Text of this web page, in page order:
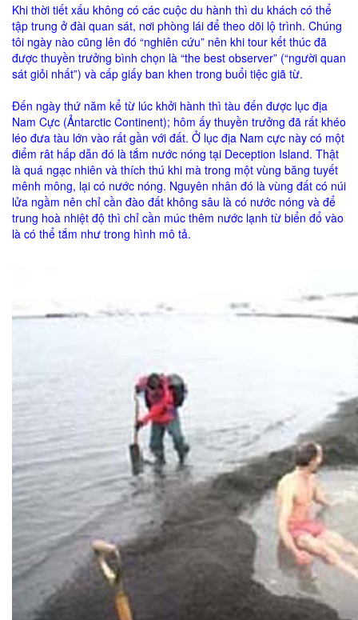
Khi thời tiết xấu không có các cuộc du hành thì du khách có thể
tập trung ở đài quan sát, nơi phòng lái để theo dõi lộ trình. Chúng
tôi ngày nào cũng lên đó “nghiên cứu” nên khi tour kết thúc đã
được thuyền trưởng bình chọn là “the best observer” (“người quan
sát giỏi nhất”) và cấp giấy ban khen trong buổi tiệc giã từ.
Đến ngày thứ năm kể từ lúc khởi hành thì tàu đến được lục địa
Nam Cực (Ảntarctic Continent); hôm ấy thuyền trưởng đã rất khéo
léo đưa tàu lớn vào rất gần với đất. Ở lục địa Nam cực này có một
điểm rât hấp dẫn đó là tắm nước nóng tại Deception Island. Thật
là quá ngạc nhiên và thích thú khi mà trong một vùng băng tuyết
mênh mông, lại có nước nóng. Nguyên nhân đó là vùng đất có núi
lửa ngầm nên chỉ cần đào đất không sâu là có nước nóng và để
trung hoà nhiệt độ thì chỉ cần múc thêm nước lạnh từ biển đổ vào
là có thể tắm như trong hình mô tả.